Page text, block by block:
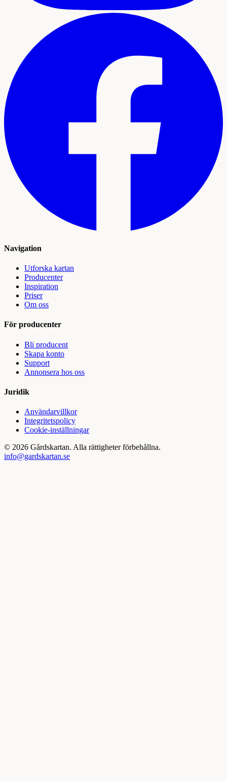
Navigation
Utforska kartan
Producenter
Inspiration
Priser
Om oss
För producenter
Bli producent
Skapa konto
Support
Annonsera hos oss
Juridik
Användarvillkor
Integritetspolicy
Cookie-inställningar
© 2026 Gårdskartan. Alla rättigheter förbehållna.
info@gardskartan.se